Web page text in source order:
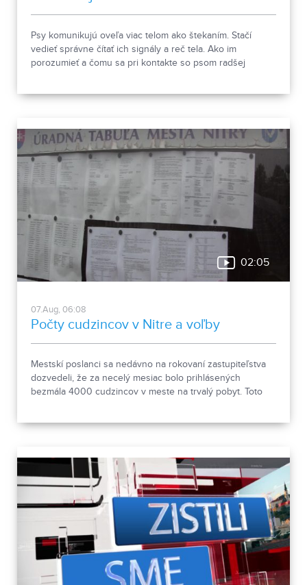
Psy komunikujú oveľa viac telom ako štekaním. Stačí
vedieť správne čítať ich signály a reč tela. Ako im
porozumieť a čomu sa pri kontakte so psom radšej
02:05
07.Aug, 06:08
Počty cudzincov v Nitre a voľby
Mestskí poslanci sa nedávno na rokovaní zastupiteľstva
dozvedeli, že za necelý mesiac bolo prihlásených
bezmála 4000 cudzincov v meste na trvalý pobyt. Toto